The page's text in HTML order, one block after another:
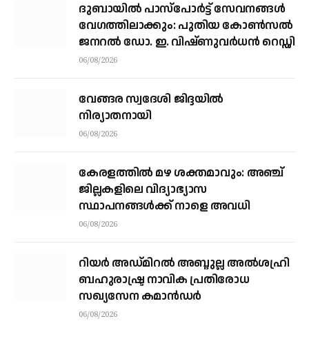
ദുബായിൽ പാസ്‌പോർട്ട് സേവനങ്ങൾ
വേഗത്തിലാക്കും: പുതിയ കോൺസൽ
ജനറൽ ഡോ. ഇ. വിഷ്ണുവർധൻ റെഡ്ഡി
06/08/2026
വേങ്ങര സ്വദേശി ജിദ്ദയിൽ
നിര്യാതനായി
06/08/2026
കേരളത്തില്‍ മഴ ശക്തമാവും: അഞ്ച്
ജില്ലകളിലെ വിദ്യാഭ്യാസ
സ്ഥാപനങ്ങള്‍ക്ക് നാളെ അവധി
06/08/2026
റിയര്‍ അഡ്മിറല്‍ അബ്ദുല്ല അല്‍ശഹ്രി
ബഹുരാഷ്ട്ര നാവിക പ്രതിരോധ
സഖ്യസേന കമാന്‍ഡര്‍
06/08/2026